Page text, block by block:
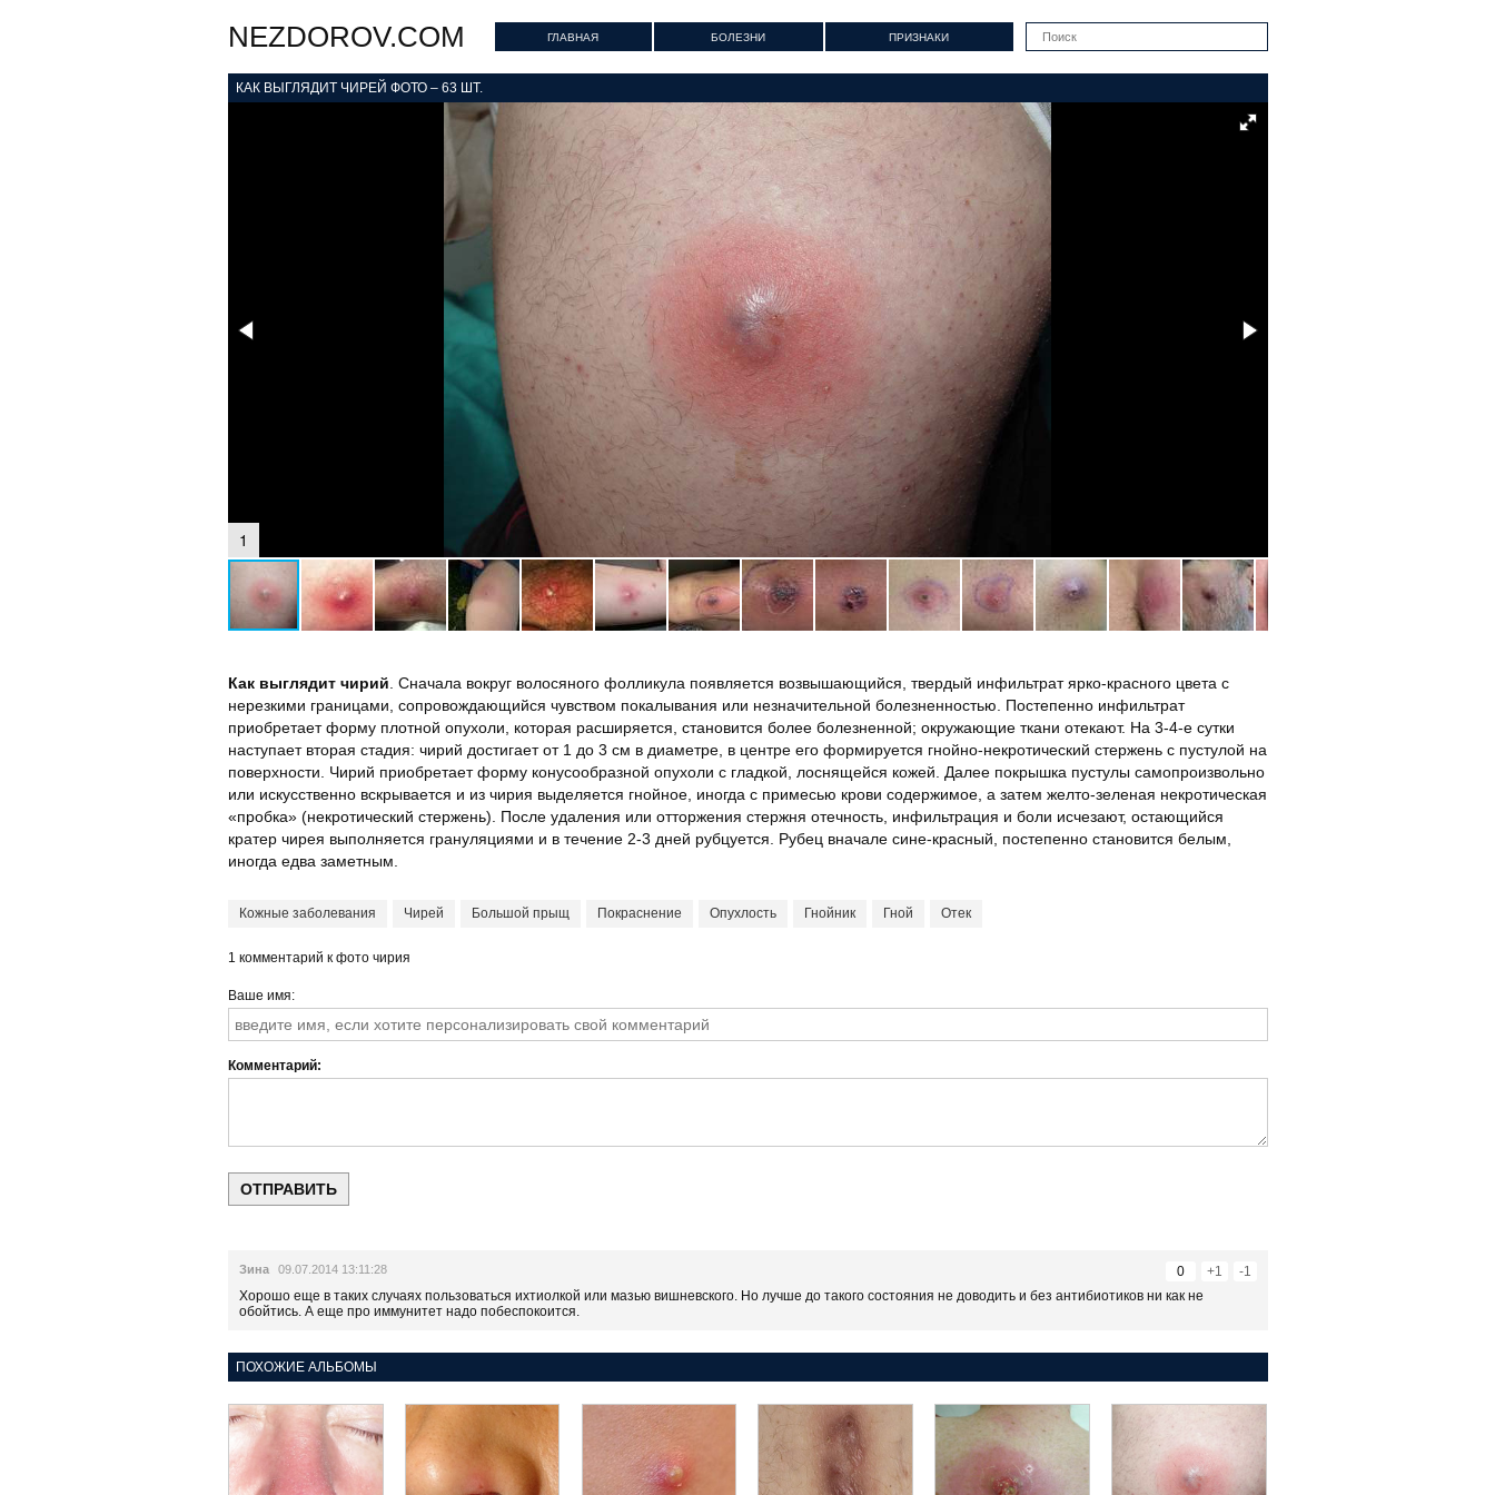
NEZDOROV.COM ГЛАВНАЯ БОЛЕЗНИ ПРИЗНАКИ
КАК ВЫГЛЯДИТ ЧИРЕЙ ФОТО – 63 ШТ.
1
Как выглядит чирий . Сначала вокруг волосяного фолликула появляется возвышающийся, твердый инфильтрат ярко-красного цвета с
нерезкими границами, сопровождающийся чувством покалывания или незначительной болезненностью. Постепенно инфильтрат
приобретает форму плотной опухоли, которая расширяется, становится более болезненной; окружающие ткани отекают. На 3-4-е сутки
наступает вторая стадия: чирий достигает от 1 до 3 см в диаметре, в центре его формируется гнойно-некротический стержень с пустулой на
поверхности. Чирий приобретает форму конусообразной опухоли с гладкой, лоснящейся кожей. Далее покрышка пустулы самопроизвольно
или искусственно вскрывается и из чирия выделяется гнойное, иногда с примесью крови содержимое, а затем желто-зеленая некротическая
«пробка» (некротический стержень). После удаления или отторжения стержня отечность, инфильтрация и боли исчезают, остающийся
кратер чирея выполняется грануляциями и в течение 2-3 дней рубцуется. Рубец вначале сине-красный, постепенно становится белым,
иногда едва заметным.
Кожные заболевания Чирей Большой прыщ Покраснение Опухлость Гнойник Гной Отек
1 комментарий к фото чирия
Ваше имя
Комментарий
0 +1 -1
Зина 09.07.2014 13:11:28
Хорошо еще в таких случаях пользоваться ихтиолкой или мазью вишневского. Но лучше до такого состояния не доводить и без антибиотиков ни как не
обойтись. А еще про иммунитет надо побеспокоится.
ПОХОЖИЕ АЛЬБОМЫ